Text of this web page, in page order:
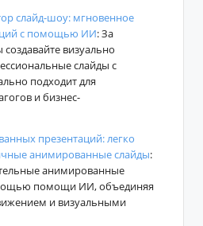
слайд-шоу: мгновенное
с помощью ИИ: За
визуально
слайды с
подходит для
и бизнес-
презентаций: легко
анимированные слайды:
анимированные
помощи ИИ, объединяя
и визуальными